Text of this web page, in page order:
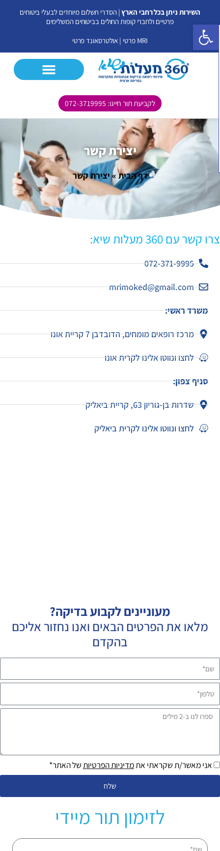
השירות ניתן בכל רחבי הארץ| הסדרי תשלום מיוחדים לבעלי ביטוחים
פרטיים ולחברי קופות החולים בביטוחים המשלימים
MRI פרטי | אולטרסאונד פרטי
לקביעת תור חייגו: 072-3719995
יצירת קשר
דף הבית»יצירת קשר
קשר עם 360 מעלות שיא:
072-371-9995
mrimoked@gmail.com
משרד ראשי:
מרכז רופאים מומחים, הדובדבן 7 קריית אונו
לחצו ונווטו אלינו לקרית אונו
סניף צפון:
שדרות בן-גוריון 63, קריית ביאליק
לחצו ונווטו אלינו לקרית ביאליק
מעוניינים לקבוע בדיקה?
מלאו את הפרטים הבאים ואנו נחזור אליכם
בהקדם
אני מאשר/ת שקראתי אתמדיניות הפרטיותשל האתר*
שלח
לזימון תור מיידי
שם
פתח סרגל נגישות